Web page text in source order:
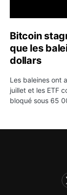
Bitcoin
que les
dollars
Les baleines ont
juillet et les ETF
bloqué sous 65